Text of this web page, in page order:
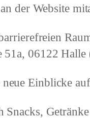
der Website
51a, 06122 Halle
neue Einblicke